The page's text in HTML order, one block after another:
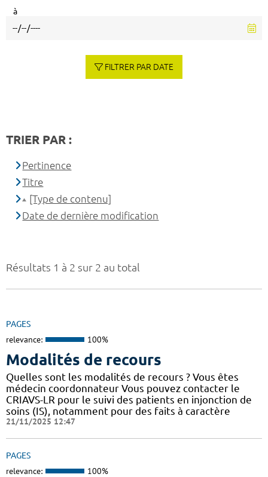
Résultats 1 à 2 sur 2 au total
PAGES
relevance: 100%
Modalités de recours
Quelles sont les modalités de recours ? Vous êtes
médecin coordonnateur Vous pouvez contacter le
CRIAVS-LR pour le suivi des patients en injonction de
soins (IS), notamment pour des faits à caractère
21/11/2025 12:47
PAGES
relevance: 100%
à
FILTRER PAR DATE
TRIER PAR :
Pertinence
Titre
[Type de contenu]
Date de dernière modification